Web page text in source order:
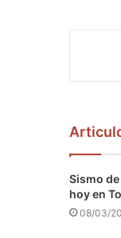
Sismo
hoy en
08/03/